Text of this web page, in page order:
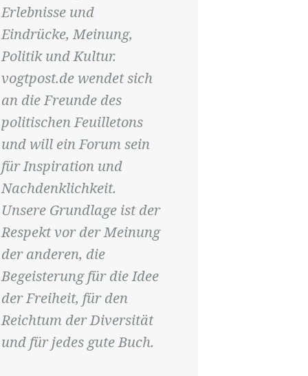
Erlebnisse und
Eindrücke, Meinung,
Politik und Kultur.
vogtpost.de wendet sich
an die Freunde des
politischen Feuilletons
und will ein Forum sein
für Inspiration und
Nachdenklichkeit.
Unsere Grundlage ist der
Respekt vor der Meinung
der anderen, die
Begeisterung für die Idee
der Freiheit, für den
Reichtum der Diversität
und für jedes gute Buch.